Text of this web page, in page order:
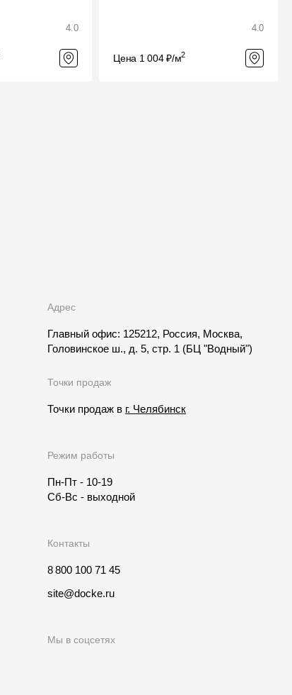
4.0 4.0
Цена 1 004 ₽/м2
Адрес
Главный офис: 125212, Россия, Москва,
Головинское ш., д. 5, стр. 1 (БЦ "Водный")
Точки продаж
Точки продаж в г. Челябинск
Режим работы
Пн-Пт - 10-19
Сб-Вс - выходной
Контакты
8 800 100 71 45
site@docke.ru
Мы в соцсетях